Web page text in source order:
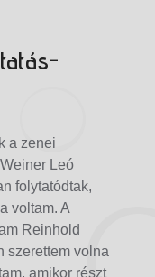
a zenei
Leó
folytatódtak,
voltam. A
Reinhold
szerettem volna
amikor részt